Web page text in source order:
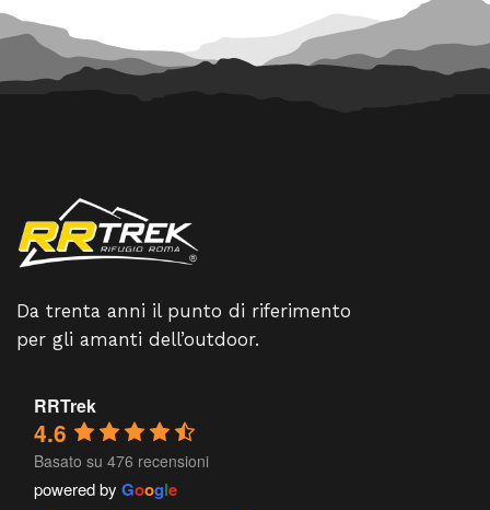
Da trenta anni il punto di riferimento
per gli amanti dell’outdoor.
RRTrek
4.6
Basato su 476 recensioni
powered by Google